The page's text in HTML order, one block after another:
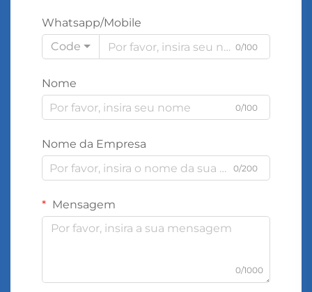
Whatsapp/Mobile
Code
0/100
Nome
0/100
Nome da Empresa
0/200
Mensagem
0/1000